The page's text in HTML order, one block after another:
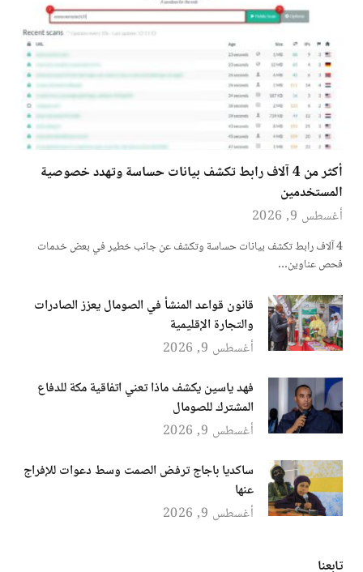
أكثر من 4 آلاف رابط تكشف بيانات حساسة وتهدد خصوصية
المستخدمين
أغسطس 9, 2026
4 آلاف رابط تكشف بيانات حساسة وتكشف عن جانب خطير في بعض خدمات
فحص عناوين…
قانون قواعد المنشأ في الصومال يعزز الصادرات
والتجارة الإقليمية
أغسطس 9, 2026
فهد ياسين يكشف ماذا تعني اتفاقية مكة للدفاع
المشترك للصومال
أغسطس 9, 2026
ساكديا باجاج ترفض الصمت وسط دعوات للإفراج
عنها
أغسطس 9, 2026
تابعنا